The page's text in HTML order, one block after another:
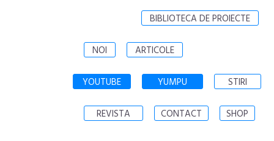
BIBLIOTECA DE PROIECTE
NOI ARTICOLE
YOUTUBE YUMPU STIRI
REVISTA CONTACT SHOP